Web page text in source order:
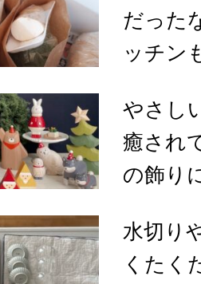
だった
ッチン
やさし
癒され
の飾り
水切り
くたく